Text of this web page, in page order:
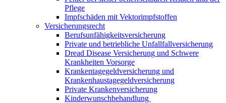
Pflege
Impfschäden mit Vektorimpfstoffen
Versicherungsrecht
Berufsunfähigkeitsversicherung
Private und betriebliche Unfallfallversicherung
Dread Disease Versicherung und Schwere
Krankheiten Vorsorge
Krankentagegeldversicherung und
Krankenhaustagegeldversicherung
Private Krankenversicherung
Kinderwunschbehandlung